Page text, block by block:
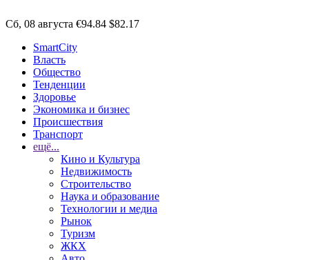
Сб, 08 августа €94.84 $82.17
SmartCity
Власть
Общество
Тенденции
Здоровье
Экономика и бизнес
Происшествия
Транспорт
ещё...
Кино и Культура
Недвижимость
Строительство
Наука и образование
Технологии и медиа
Рынок
Туризм
ЖКХ